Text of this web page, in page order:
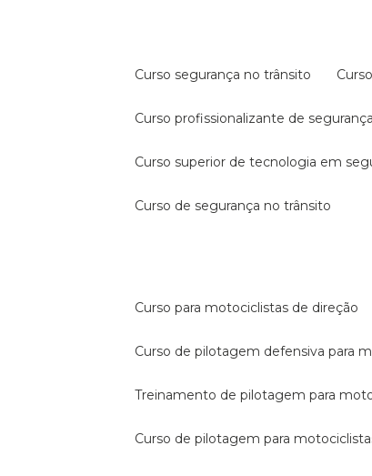
curso segurança no trânsito
curso profissionalizante de
curso superior de tecnologia em
curso de segurança no trânsito
curso para motociclistas de direção
curso de pilotagem defensiva para
treinamento de pilotagem para
curso de pilotagem para